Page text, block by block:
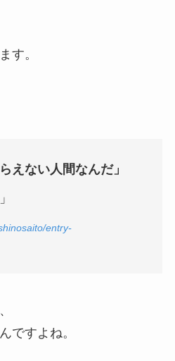
す。
えない人間なんだ」
entry-
ですよね。